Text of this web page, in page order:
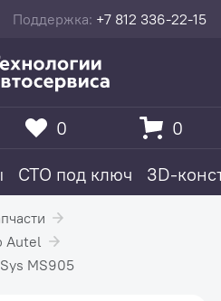
Поддержка: +7 812 336-22-15
СТО под ключ 3D-
0 0
Autel
MS905